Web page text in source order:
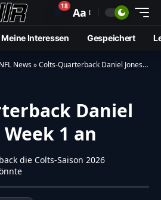
🔔18 Aa
Meine Interessen Gespeichert
NFL News»Colts-Quarterback Daniel Jones peilt Week 1 an
Daniel
1 an
die Colts-Saison 2026